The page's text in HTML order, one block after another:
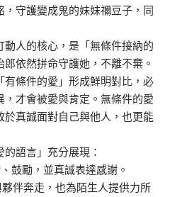
守護變成鬼的妹妹禰豆子，同
人的核心，是「無條件接納的
依然拼命守護她，不離不棄。
條件的愛」形成鮮明對比，必
才會被愛與肯定。無條件的愛
真誠面對自己與他人，也更能
語言」充分展現：
勵，並真誠表達感謝。
伴奔走，也為陌生人提供力所